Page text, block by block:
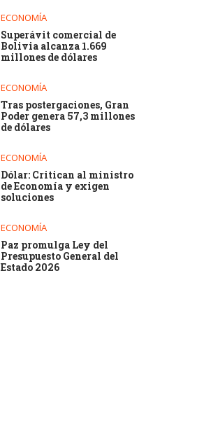
ECONOMÍA
Superávit comercial de
Bolivia alcanza 1.669
millones de dólares
ECONOMÍA
Tras postergaciones, Gran
Poder genera 57,3 millones
de dólares
ECONOMÍA
Dólar: Critican al ministro
de Economía y exigen
soluciones
ECONOMÍA
Paz promulga Ley del
Presupuesto General del
Estado 2026